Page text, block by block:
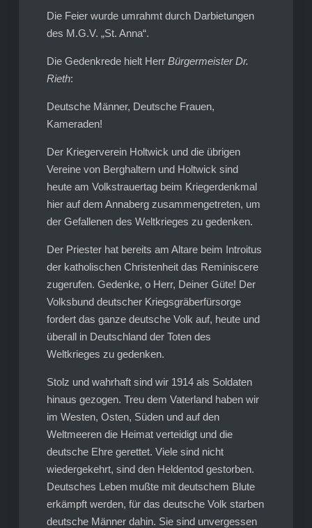
Die Feier wurde umrahmt durch Darbietungen
des M.G.V. „St. Anna“.
Die Gedenkrede hielt Herr Bürgermeister Dr.
Rieth:
Deutsche Männer, Deutsche Frauen,
Kameraden!
Der Kriegerverein Holtwick und die übrigen
Vereine von Berghaltern und Holtwick sind
heute am Volkstrauertag beim Kriegerdenkmal
hier auf dem Annaberg zusammengetreten, um
der Gefallenen des Weltkrieges zu gedenken.
Der Priester hat bereits am Altare beim Introitus
der katholischen Christenheit das Reminiscere
zugerufen. Gedenke, o Herr, Deiner Güte! Der
Volksbund deutscher Kriegsgräberfürsorge
fordert das ganze deutsche Volk auf, heute und
überall in Deutschland der Toten des
Weltkrieges zu gedenken.
Stolz und wahrhaft sind wir 1914 als Soldaten
hinaus gezogen. Treu dem Vaterland haben wir
im Westen, Osten, Süden und auf den
Weltmeeren die Heimat verteidigt und die
deutsche Ehre gerettet. Viele sind nicht
wiedergekehrt, sind den Heldentod gestorben.
Deutsches Leben mußte mit deutschem Blute
erkämpft werden, für das deutsche Volk starben
deutsche Männer dahin. Sie sind unvergessen